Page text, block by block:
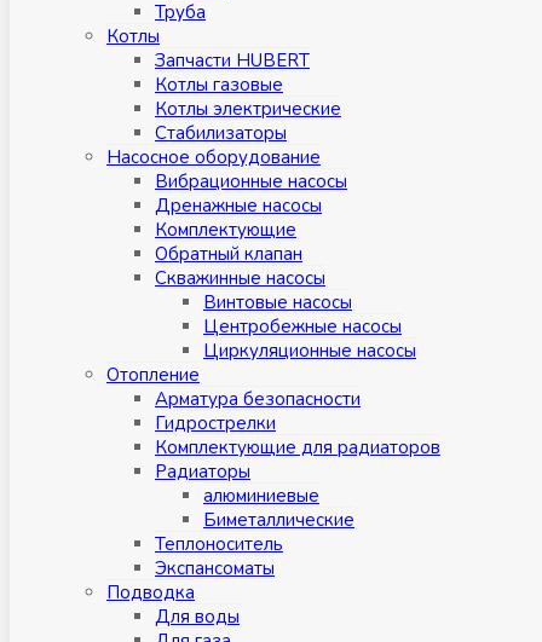
Труба
Котлы
Запчасти HUBERT
Котлы газовые
Котлы электрические
Стабилизаторы
Насосное оборудование
Вибрационные насосы
Дренажные насосы
Комплектующие
Обратный клапан
Скважинные насосы
Винтовые насосы
Центробежные насосы
Циркуляционные насосы
Отопление
Арматура безопасности
Гидрострелки
Комплектующие для радиаторов
Радиаторы
алюминиевые
Биметаллические
Теплоноситель
Экспансоматы
Подводка
Для воды